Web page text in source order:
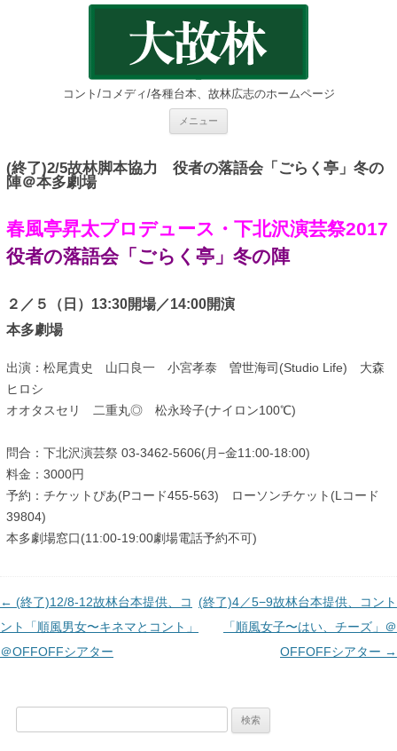
コント/コメディ/各種台本、故林広志のホームページ
メニュー
ツ
へ
プ
(終了)2/5故林脚本協力 役者の落語会「ごらく亭」冬の
陣＠本多劇場
春風亭昇太プロデュース・下北沢演芸祭2017
役者の落語会「ごらく亭」冬の陣
２／５（日）13:30開場／14:00開演
本多劇場
出演：松尾貴史 山口良一 小宮孝泰 曽世海司(Studio Life) 大森
ヒロシ
オオタスセリ 二重丸◎ 松永玲子(ナイロン100℃)
問合：下北沢演芸祭 03-3462-5606(月−金11:00-18:00)
料金：3000円
予約：チケットぴあ(Pコード455-563) ローソンチケット(Lコード
39804)
本多劇場窓口(11:00-19:00劇場電話予約不可)
投
稿
ナ
← (終了)12/8-12故林台本提供、コ
ント「順風男女〜キネマとコント」
＠OFFOFFシアター
(終了)4／5−9故林台本提供、コント
「順風女子〜はい、チーズ」＠
OFFOFFシアター →